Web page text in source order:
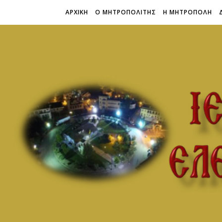
ΑΡΧΙΚΗ Ο ΜΗΤΡΟΠΟΛΙΤΗΣ Η ΜΗΤΡΟΠΟΛΗ